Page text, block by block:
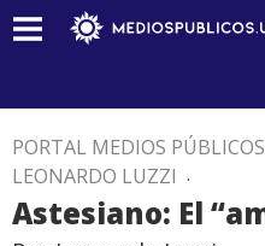
PORTAL MEDIOS PÚBLICOS
LEONARDO LUZZI .
Astesiano: El